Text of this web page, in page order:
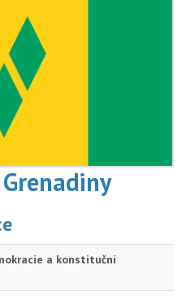
a konstituční